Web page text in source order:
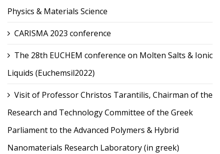
Physics & Materials Science
CARISMA 2023 conference
The 28th EUCHEM conference on Molten Salts & Ionic
Liquids (Euchemsil2022)
Visit of Professor Christos Tarantilis, Chairman of the
Research and Technology Committee of the Greek
Parliament to the Advanced Polymers & Hybrid
Nanomaterials Research Laboratory (in greek)